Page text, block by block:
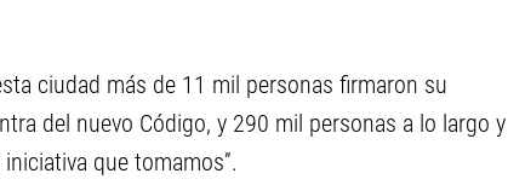
ciudad más de 11 mil personas firmaron su
del nuevo Código, y 290 mil personas a lo largo y
que tomamos”.